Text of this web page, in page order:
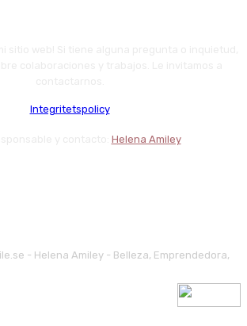
Integritetspolicy
Helena Amiley
- Helena Amiley - Belleza, Emprendedora,